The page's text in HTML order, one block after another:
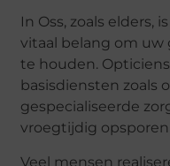
In Oss, zoals elders,
vitaal belang om uw
te houden.
basisdiensten zoals
gespecialiseerde
vroegtijdig
Veel mensen